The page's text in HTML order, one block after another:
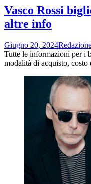
Vasco Rossi
altre info
Giugno 20, 2024
Tutte le informazioni per i
modalità di acquisto, costo